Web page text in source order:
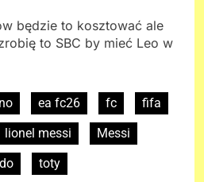
będzie to kosztować ale
to SBC by mieć Leo w
ea fc26 fc
fifa
lionel messi
Messi
toty